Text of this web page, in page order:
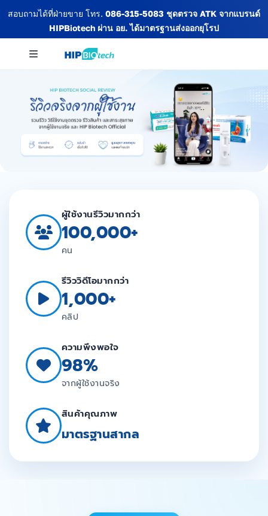
สอบถามได้ที่ฝ่ายขาย โทร. 086-315-5083 ชุดตรวจ ATK จากแบรนด์
HIPBiotech ผ่าน อย. ได้มาตรฐานส่งออกยุโรป
Toggle
เกี่ยวกับเรา
บทความ
ติดต่อเรา
บัญชีของฉัน
ผู้ใช้งานรีวิวมากกว่า
100,000+
คน
รีวิววิดีโอมากกว่า
1,000+
คลิป
ความพึงพอใจ
98%
จากผู้ใช้งานจริง
สินค้าคุณภาพ
มาตรฐานสากล